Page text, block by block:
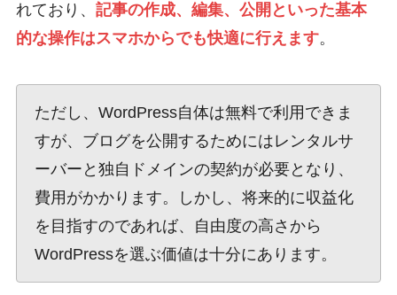
れており、 記事の作成、編集、公開といった基本
的な操作はスマホからでも快適に行えます。
ただし、WordPress自体は無料で利用できま
すが、ブログを公開するためにはレンタルサ
ーバーと独自ドメインの契約が必要となり、
費用がかかります。しかし、将来的に収益化
を目指すのであれば、自由度の高さから
WordPressを選ぶ価値は十分にあります。